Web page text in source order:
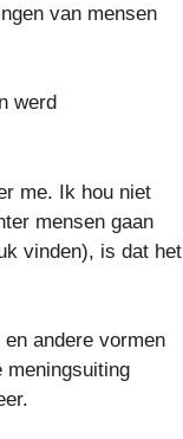
van mensen
werd
me. Ik hou niet
mensen gaan
vinden), is dat het
andere vormen
meningsuiting